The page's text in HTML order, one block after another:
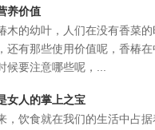
养价值
木的幼叶，人们在没有香菜
还有那些使用价值呢，香椿
候要注意哪些呢，...
女人的掌上之宝
，饮食就在我们的生活中占